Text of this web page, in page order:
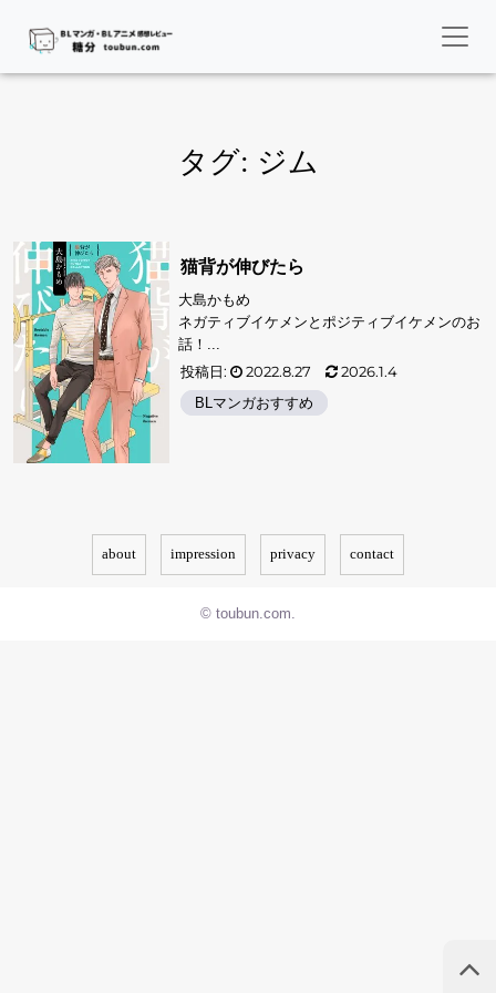
タグ: ジム
猫背が伸びたら
大島かもめ
ネガティブイケメンとポジティブイケメンのお
話！...
投稿日:
2022.8.27
2026.1.4
BLマンガおすすめ
about impression privacy contact
© toubun.com.